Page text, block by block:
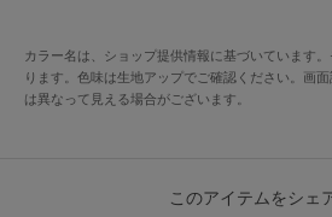
製造国 詳細は下記よりお問
カラー名は、ショップ提供情報に基づいています
ります。色味は生地アップでご確認ください。画
は異なって見える場合がございます。
このアイテムをシェ